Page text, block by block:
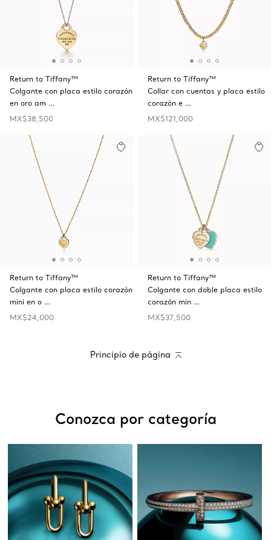
Return to Tiffany™
Colgante con placa estilo corazón
en oro am …
MX$38,500
Return to Tiffany™
Collar con cuentas y placa estilo
corazón e …
MX$121,000
Return to Tiffany™
Colgante con placa estilo corazón
mini en o …
MX$24,000
Return to Tiffany™
Colgante con doble placa estilo
corazón min …
MX$37,500
Principio de página
Conozca por categoría